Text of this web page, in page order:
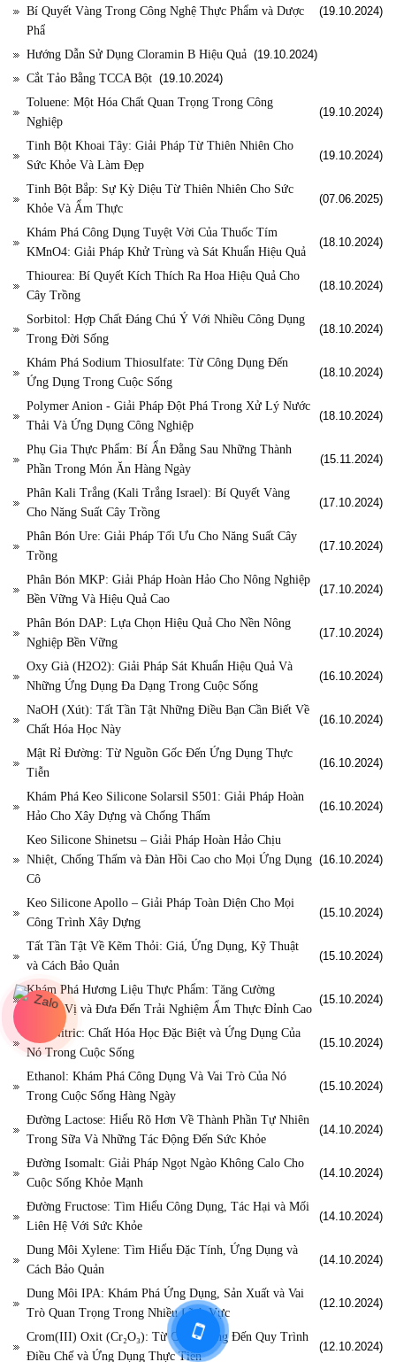
Bí Quyết Vàng Trong Công Nghệ Thực Phẩm và Dược
Phẩ
(19.10.2024)
Hướng Dẫn Sử Dụng Cloramin B Hiệu Quả (19.10.2024)
Cắt Tảo Bằng TCCA Bột (19.10.2024)
Toluene: Một Hóa Chất Quan Trọng Trong Công
Nghiệp
(19.10.2024)
Tinh Bột Khoai Tây: Giải Pháp Từ Thiên Nhiên Cho
Sức Khỏe Và Làm Đẹp
(19.10.2024)
Tinh Bột Bắp: Sự Kỳ Diệu Từ Thiên Nhiên Cho Sức
Khỏe Và Ẩm Thực
(07.06.2025)
Khám Phá Công Dụng Tuyệt Vời Của Thuốc Tím
KMnO4: Giải Pháp Khử Trùng và Sát Khuẩn Hiệu Quả
(18.10.2024)
Thiourea: Bí Quyết Kích Thích Ra Hoa Hiệu Quả Cho
Cây Trồng
(18.10.2024)
Sorbitol: Hợp Chất Đáng Chú Ý Với Nhiều Công Dụng
Trong Đời Sống
(18.10.2024)
Khám Phá Sodium Thiosulfate: Từ Công Dụng Đến
Ứng Dụng Trong Cuộc Sống
(18.10.2024)
Polymer Anion - Giải Pháp Đột Phá Trong Xử Lý Nước
Thải Và Ứng Dụng Công Nghiệp
(18.10.2024)
Phụ Gia Thực Phẩm: Bí Ẩn Đằng Sau Những Thành
Phần Trong Món Ăn Hàng Ngày
(15.11.2024)
Phân Kali Trắng (Kali Trắng Israel): Bí Quyết Vàng
Cho Năng Suất Cây Trồng
(17.10.2024)
Phân Bón Ure: Giải Pháp Tối Ưu Cho Năng Suất Cây
Trồng
(17.10.2024)
Phân Bón MKP: Giải Pháp Hoàn Hảo Cho Nông Nghiệp
Bền Vững Và Hiệu Quả Cao
(17.10.2024)
Phân Bón DAP: Lựa Chọn Hiệu Quả Cho Nền Nông
Nghiệp Bền Vững
(17.10.2024)
Oxy Già (H2O2): Giải Pháp Sát Khuẩn Hiệu Quả Và
Những Ứng Dụng Đa Dạng Trong Cuộc Sống
(16.10.2024)
NaOH (Xút): Tất Tần Tật Những Điều Bạn Cần Biết Về
Chất Hóa Học Này
(16.10.2024)
Mật Rỉ Đường: Từ Nguồn Gốc Đến Ứng Dụng Thực
Tiễn
(16.10.2024)
Khám Phá Keo Silicone Solarsil S501: Giải Pháp Hoàn
Hảo Cho Xây Dựng và Chống Thấm
(16.10.2024)
Keo Silicone Shinetsu – Giải Pháp Hoàn Hảo Chịu
Nhiệt, Chống Thấm và Đàn Hồi Cao cho Mọi Ứng Dụng
Cô
(16.10.2024)
Keo Silicone Apollo – Giải Pháp Toàn Diện Cho Mọi
Công Trình Xây Dựng
(15.10.2024)
Tất Tần Tật Về Kẽm Thỏi: Giá, Ứng Dụng, Kỹ Thuật
và Cách Bảo Quản
(15.10.2024)
Khám Phá Hương Liệu Thực Phẩm: Tăng Cường
Hương Vị và Đưa Đến Trải Nghiệm Ẩm Thực Đỉnh Cao
(15.10.2024)
Axit Nitric: Chất Hóa Học Đặc Biệt và Ứng Dụng Của
Nó Trong Cuộc Sống
(15.10.2024)
Ethanol: Khám Phá Công Dụng Và Vai Trò Của Nó
Trong Cuộc Sống Hàng Ngày
(15.10.2024)
Đường Lactose: Hiểu Rõ Hơn Về Thành Phần Tự Nhiên
Trong Sữa Và Những Tác Động Đến Sức Khỏe
(14.10.2024)
Đường Isomalt: Giải Pháp Ngọt Ngào Không Calo Cho
Cuộc Sống Khỏe Mạnh
(14.10.2024)
Đường Fructose: Tìm Hiểu Công Dụng, Tác Hại và Mối
Liên Hệ Với Sức Khỏe
(14.10.2024)
Dung Môi Xylene: Tìm Hiểu Đặc Tính, Ứng Dụng và
Cách Bảo Quản
(14.10.2024)
Dung Môi IPA: Khám Phá Ứng Dụng, Sản Xuất và Vai
Trò Quan Trọng Trong Nhiều Lĩnh Vực
(12.10.2024)
Crom(III) Oxit (Cr₂O₃): Từ Công Dụng Đến Quy Trình
Điều Chế và Ứng Dụng Thực Tiễn
(12.10.2024)